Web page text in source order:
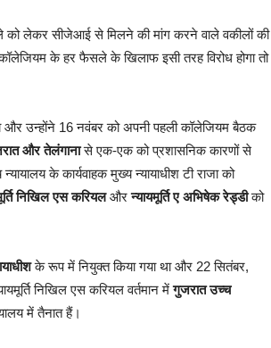
लेकर सीजेआई से मिलने की मांग करने वाले वकीलों की
के हर फैसले के खिलाफ इसी तरह विरोध होगा तो
और उन्होंने 16 नवंबर को अपनी पहली कॉलेजियम बैठक
और तेलंगानासे एक-एक को प्रशासनिक कारणों से
के कार्यवाहक मुख्य न्यायाधीश टी राजा को
निखिल एस करियलऔरन्यायमूर्ति ए अभिषेक रेड्डीको
के रूप में नियुक्त किया गया था और 22 सितंबर,
निखिल एस करियल वर्तमान मेंगुजरात उच्च
में तैनात हैं।